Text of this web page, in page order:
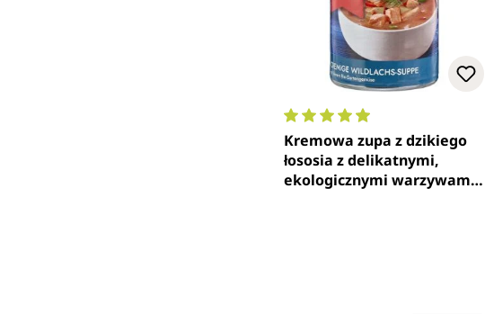
Średnia ocena 4.9 z 5 gwiazdek
Kremowa zupa z dzikiego
łososia z delikatnymi,
ekologicznymi warzywami